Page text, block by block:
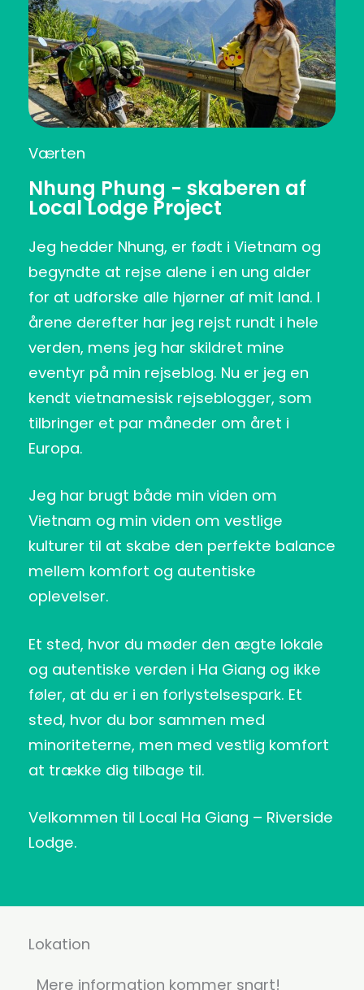
Værten
Nhung Phung - skaberen af
Local Lodge Project
Jeg hedder Nhung, er født i Vietnam og
begyndte at rejse alene i en ung alder
for at udforske alle hjørner af mit land. I
årene derefter har jeg rejst rundt i hele
verden, mens jeg har skildret mine
eventyr på min rejseblog. Nu er jeg en
kendt vietnamesisk rejseblogger, som
tilbringer et par måneder om året i
Europa.
Jeg har brugt både min viden om
Vietnam og min viden om vestlige
kulturer til at skabe den perfekte balance
mellem komfort og autentiske
oplevelser.
Et sted, hvor du møder den ægte lokale
og autentiske verden i Ha Giang og ikke
føler, at du er i en forlystelsespark. Et
sted, hvor du bor sammen med
minoriteterne, men med vestlig komfort
at trække dig tilbage til.
Velkommen til Local Ha Giang – Riverside
Lodge.
Lokation
Mere information kommer snart!